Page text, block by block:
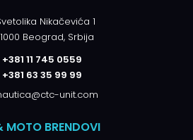
Nikačevića 1
Beograd, Srbija
+381 11 745 0559
+381 63 35 99 99
unit.com
MOTO BRENDOVI